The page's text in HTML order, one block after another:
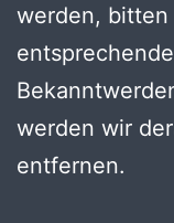
werden,
werden wir
entfernen.